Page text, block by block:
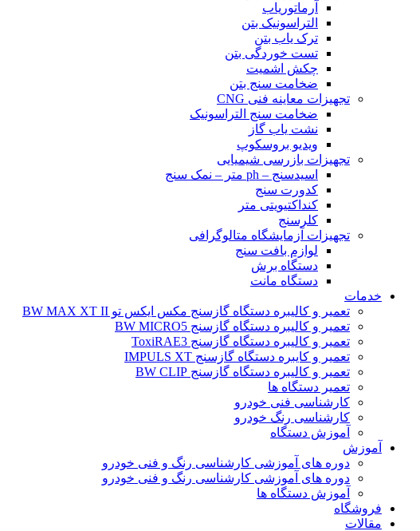
آرماتوریاب
التراسونیک بتن
ترک یاب بتن
تست خوردگی بتن
چکش اشمیت
ضخامت سنج بتن
تجهیزات معاینه فنی CNG
ضخامت سنج التراسونیک
نشت یاب گاز
ویدیو بروسکوپ
تجهیزات بازرسی شیمیایی
اسیدسنج – ph متر – نمک سنج
کدورت سنج
کنداکتیویتی متر
کلرسنج
تجهیزات آزمایشگاه متالوگرافی
لوازم بافت سنج
دستگاه برش
دستگاه مانت
خدمات
تعمیر و کالیبره دستگاه گازسنج مکس ایکس تو BW MAX XT II
تعمیر و کالیبره دستگاه گازسنج BW MICRO5
تعمیر و کالیبره دستگاه گازسنج ToxiRAE3
تعمیر و کایبره دستگاه گازسنج IMPULS XT
تعمیر و کالیبره دستگاه گازسنج BW CLIP
تعمیر دستگاه ها
کارشناسی فنی خودرو
کارشناسی رنگ خودرو
آموزش دستگاه
آموزش
دوره های آموزشی کارشناسی رنگ و فنی خودرو
دوره های آموزشی کارشناسی رنگ و فنی خودرو
آموزش دستگاه ها
فروشگاه
مقالات